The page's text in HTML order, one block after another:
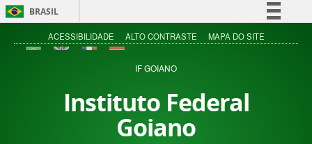
BRASIL
Simplifique!
Acesso à informação
ACESSIBILIDADE ALTO CONTRASTE MAPA DO SITE
IF GOIANO
Instituto Federal
Goiano